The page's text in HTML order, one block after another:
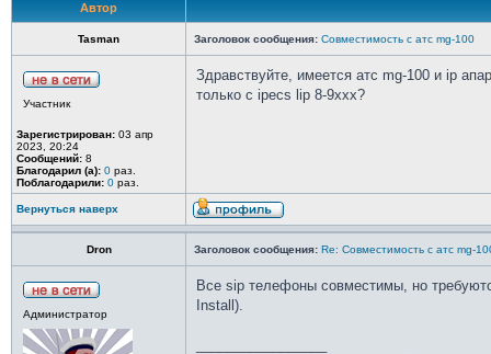
Автор
Tasman Заголовок сообщения: Совместимость с атс mg-100
Участник
Зарегистрирован: 03 апр
2023, 20:24
Сообщений: 8
Благодарил (а): 0 раз.
Поблагодарили: 0 раз.
Здравствуйте, имеется атс mg-100 и ip
только с ipecs lip 8-9xxx?
Вернуться наверх
Dron Заголовок сообщения: Re: Совместимость с атс mg-
Администратор
Все sip телефоны совместимы, но
Install).